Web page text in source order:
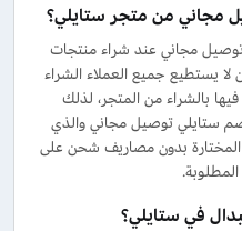
مجاني من متجر ستايلي؟
مجاني عند شراء منتجات
ولكن لا يستطيع جميع العملاء الشراء
بالشراء من المتجر، لذلك
ستايلي توصيل مجاني والذي
بدون مصاريف شحن على
في ستايلي؟